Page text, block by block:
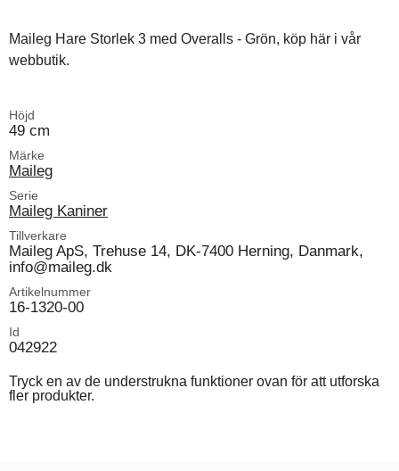
Maileg Hare Storlek 3 med Overalls - Grön, köp här i vår
webbutik.
Höjd
49 cm
Märke
Maileg
Serie
Maileg Kaniner
Tillverkare
Maileg ApS, Trehuse 14, DK-7400 Herning, Danmark,
info@maileg.dk
Artikelnummer
16-1320-00
Id
042922
Tryck en av de understrukna funktioner ovan för att utforska
fler produkter.